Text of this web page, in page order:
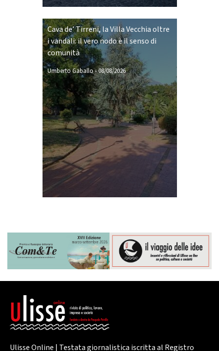
Cava de’ Tirreni, la Villa Vecchia oltre
i vandali: il vero nodo è il senso di
comunità
Umberto Gaballo-08/08/2026
Ulisse Online | Testata giornalistica iscritta al Registro